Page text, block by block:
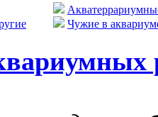
Чужие в